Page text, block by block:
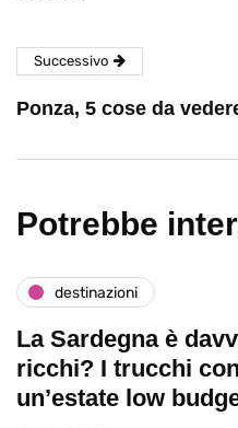
Successivo
Ponza, 5 cose da
Potrebbe
destinazioni
La Sardegna è
ricchi? I trucchi
un’estate low